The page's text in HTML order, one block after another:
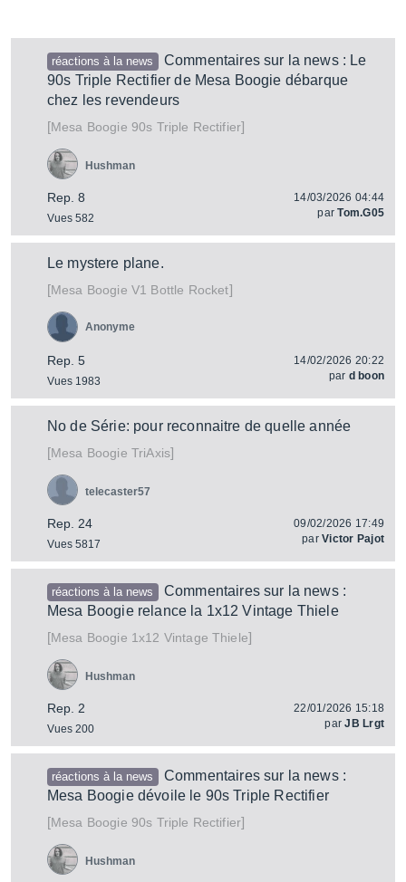
réactions à la news
Commentaires sur la news : Le
90s Triple Rectifier de Mesa Boogie débarque
chez les revendeurs
[Mesa Boogie 90s Triple Rectifier]
Rep. 8
Vues 582
Hushman
14/03/2026 04:44
parTom.G05
Le mystere plane.
[Mesa Boogie V1 Bottle Rocket]
Rep. 5
Vues 1983
Anonyme
14/02/2026 20:22
par d boon
No de Série: pour reconnaitre de quelle année
[Mesa Boogie TriAxis]
Rep. 24
Vues 5817
telecaster57
09/02/2026 17:49
parVictor Pajot
réactions à la news
Commentaires sur la news :
Mesa Boogie relance la 1x12 Vintage Thiele
[Mesa Boogie 1x12 Vintage Thiele]
Rep. 2
Vues 200
Hushman
22/01/2026 15:18
parJB Lrgt
réactions à la news
Commentaires sur la news :
Mesa Boogie dévoile le 90s Triple Rectifier
[Mesa Boogie 90s Triple Rectifier]
Hushman